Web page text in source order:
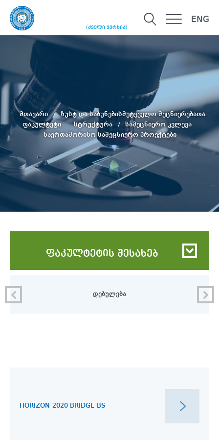
(ძველი ვერსია)
ENG
მთავარი
ზუსტ და საბუნებისმეტყველო მეცნიერებათა
ფაკულტეტი
სტრუქტურა
სამეცნიერო კვლევა
საერთაშორისო სამეცნიერო პროექტები
ფაკულტეტის შესახებ
დებულება
HORIZON-2020 BRIDGE-BS